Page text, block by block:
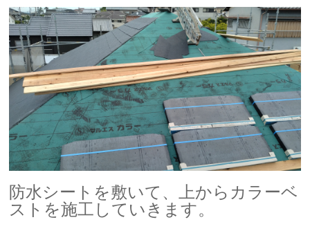
防水シートを敷いて、上からカラーベ
ストを施工していきます。